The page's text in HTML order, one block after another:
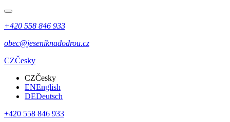
+420 558 846 933
obec@jeseniknadodrou.cz
CZČesky
CZČesky
ENEnglish
DEDeutsch
+420 558 846 933